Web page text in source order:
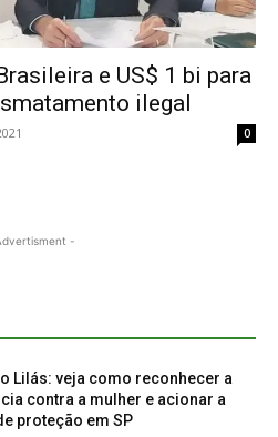
e US$ 1 bi para
ilegal
0
-
Lilás: veja como reconhecer a
contra a mulher e acionar a
proteção em SP